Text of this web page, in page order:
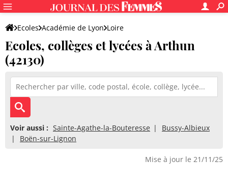
Ecoles Académie de Lyon Loire
Ecoles, collèges et lycées à Arthun
(42130)
Voir aussi : Sainte-Agathe-la-Bouteresse
Bussy-Albieux
Boën-sur-Lignon
Mise à jour le 21/11/25